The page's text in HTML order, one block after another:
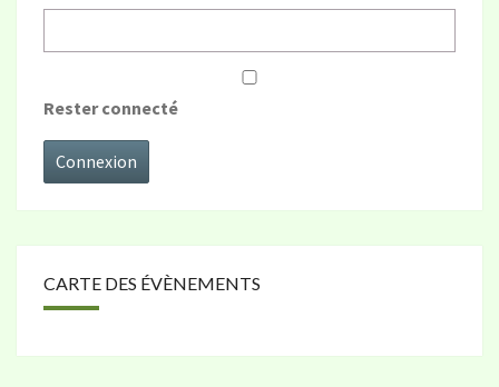
Rester connecté
Connexion
CARTE DES ÉVÈNEMENTS